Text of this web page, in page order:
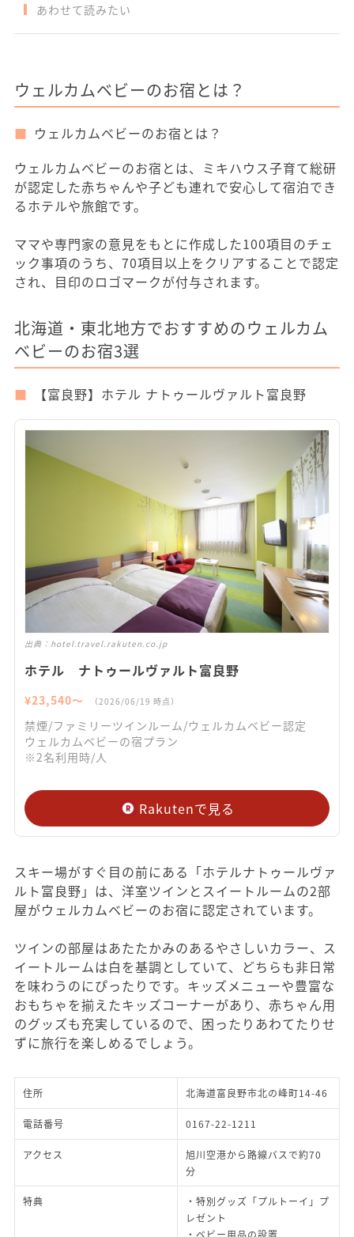
あわせて読みたい
ウェルカムベビーのお宿とは？
ウェルカムベビーのお宿とは？
ウェルカムベビーのお宿とは、ミキハウス子育て総研
が認定した赤ちゃんや子ども連れで安心して宿泊でき
るホテルや旅館です。
ママや専門家の意見をもとに作成した100項目のチェ
ック事項のうち、70項目以上をクリアすることで認定
され、目印のロゴマークが付与されます。
北海道・東北地方でおすすめのウェルカム
ベビーのお宿3選
【富良野】ホテル ナトゥールヴァルト富良野
出典： hotel.travel.rakuten.co.jp
ホテル ナトゥールヴァルト富良野
¥23,540〜 （2026/06/19 時点）
禁煙/ファミリーツインルーム/ウェルカムベビー認定
ウェルカムベビーの宿プラン
※2名利用時/人
Rakutenで見る
スキー場がすぐ目の前にある「ホテルナトゥールヴァ
ルト富良野」は、洋室ツインとスイートルームの2部
屋がウェルカムベビーのお宿に認定されています。
ツインの部屋はあたたかみのあるやさしいカラー、ス
イートルームは白を基調としていて、どちらも非日常
を味わうのにぴったりです。キッズメニューや豊富な
おもちゃを揃えたキッズコーナーがあり、赤ちゃん用
のグッズも充実しているので、困ったりあわてたりせ
ずに旅行を楽しめるでしょう。
住所 北海道富良野市北の峰町14-46
電話番号 0167-22-1211
アクセス
旭川空港から路線バスで約70
分
特典
・特別グッズ「プルトーイ」プ
レゼント
・ベビー用品の設置